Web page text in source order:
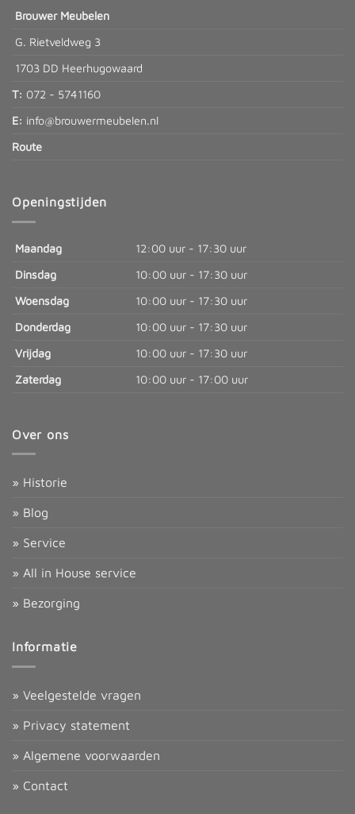
Brouwer Meubelen
G. Rietveldweg 3
1703 DD Heerhugowaard
T: 072 - 5741160
E: info@brouwermeubelen.nl
Route
Openingstijden
Maandag
12:00 uur - 17:30 uur
Dinsdag
10:00 uur - 17:30 uur
Woensdag
10:00 uur - 17:30 uur
Donderdag
10:00 uur - 17:30 uur
Vrijdag
10:00 uur - 17:30 uur
Zaterdag
10:00 uur - 17:00 uur
Over ons
» Historie
» Blog
» Service
» All in House service
» Bezorging
Informatie
» Veelgestelde vragen
» Privacy statement
» Algemene voorwaarden
» Contact